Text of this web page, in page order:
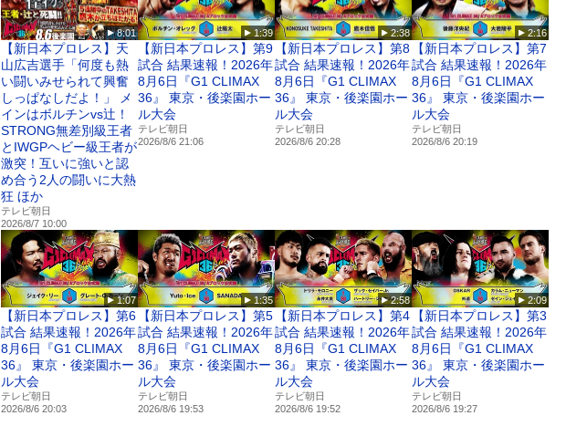
第7試合／梅野源治 vs. 芦澤竜誠
第6試合／高木凌 vs. 三宅輝砂
第5試合／矢地祐介 vs. 芳賀ビラル海
第4試合／鈴木博昭 vs. ファン・イェーロウ
第3試合／冨澤大智 vs. 平本丈
第2試合／金田一孝介 vs. チャートゥ・バンビロール
第1試合／大和哲也 vs. 奥山貴大
OPENING FIGHT 第4試合／太田将吾 vs. Street♡★Bob洸助
OPENING FIGHT 第3試合／山木麻弥 vs. 石坂空志
OPENING FIGHT 第2試合／佐藤執斗 vs. 小林大介
OPENING FIGHT 第1試合／YUHEI vs. 脇田仁
全14試合をPPVライブ配信
▼U-NEXT【格闘技】
https://video.unext.jp/genre/martial
▼U-NEXT格闘技 公式X（旧Twitter）
https://x.com/UNEXT_fight
8:01
【新日本プロレス】天
山広吉選手「何度も熱
い闘いみせられて興奮
しっぱなしだよ！」 メ
インはボルチンvs辻！
STRONG無差別級王者
とIWGPヘビー級王者が
激突！互いに強いと認
め合う2人の闘いに大熱
狂 ほか
テレビ朝日
2026/8/7 10:00
1:39
【新日本プロレス】第9
試合 結果速報！2026年
8月6日『G1 CLIMAX
36』 東京・後楽園ホー
ル大会
テレビ朝日
2026/8/6 21:06
2:38
【新日本プロレス】第8
試合 結果速報！2026年
8月6日『G1 CLIMAX
36』 東京・後楽園ホー
ル大会
テレビ朝日
2026/8/6 20:28
2:16
【新日本プロレス】第7
試合 結果速報！2026年
8月6日『G1 CLIMAX
36』 東京・後楽園ホー
ル大会
テレビ朝日
2026/8/6 20:19
1:07
【新日本プロレス】第6
試合 結果速報！2026年
8月6日『G1 CLIMAX
36』 東京・後楽園ホー
ル大会
テレビ朝日
2026/8/6 20:03
1:35
【新日本プロレス】第5
試合 結果速報！2026年
8月6日『G1 CLIMAX
36』 東京・後楽園ホー
ル大会
テレビ朝日
2026/8/6 19:53
2:58
【新日本プロレス】第4
試合 結果速報！2026年
8月6日『G1 CLIMAX
36』 東京・後楽園ホー
ル大会
テレビ朝日
2026/8/6 19:52
2:09
【新日本プロレス】第3
試合 結果速報！2026年
8月6日『G1 CLIMAX
36』 東京・後楽園ホー
ル大会
テレビ朝日
2026/8/6 19:27